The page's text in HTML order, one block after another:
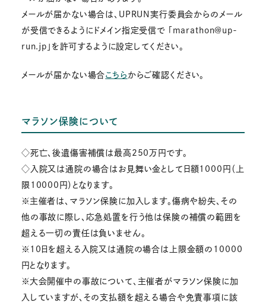
メールが届かない場合は、UPRUN実行委員会からのメール
が受信できるようにドメイン指定受信で 「marathon@up-
run.jp」を許可するように設定してください。
メールが届かない場合こちら からご確認ください。
マラソン保険について
◇死亡、後遺傷害補償は最高250万円です。
◇入院又は通院の場合はお見舞い金として日額1000円（上
限10000円）となります。
※主催者は、マラソン保険に加入します。傷病や紛失、その
他の事故に際し、応急処置を行う他は保険の補償の範囲を
超える一切の責任は負いません。
※10日を超える入院又は通院の場合は上限金額の10000
円となります。
※大会開催中の事故について、主催者がマラソン保険に加
入していますが、その支払額を超える場合や免責事項に該